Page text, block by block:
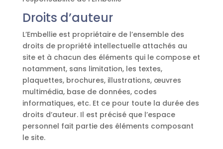
Droits d’auteur
L’Embellie est propriétaire de l’ensemble des
droits de propriété intellectuelle attachés au
site et à chacun des éléments qui le compose et
notamment, sans limitation, les textes,
plaquettes, brochures, illustrations, œuvres
multimédia, base de données, codes
informatiques, etc. Et ce pour toute la durée des
droits d’auteur. Il est précisé que l’espace
personnel fait partie des éléments composant
le site.